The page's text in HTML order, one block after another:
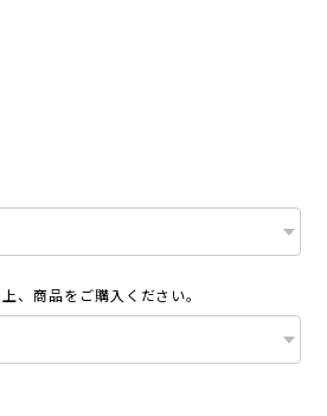
、商品をご購入ください。